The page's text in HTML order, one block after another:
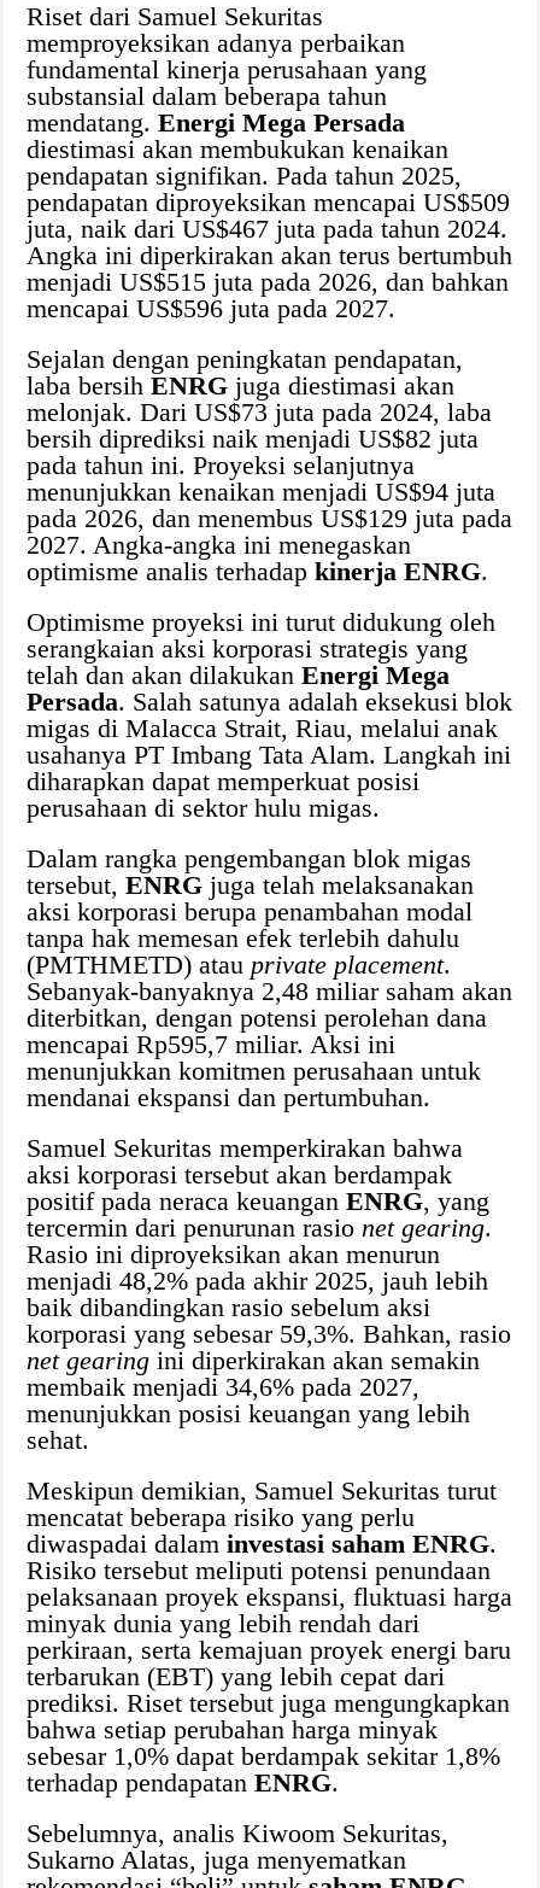
Riset dari Samuel Sekuritas
memproyeksikan adanya perbaikan
fundamental kinerja perusahaan yang
substansial dalam beberapa tahun
mendatang.Energi Mega Persada
diestimasi akan membukukan kenaikan
pendapatan signifikan. Pada tahun 2025,
pendapatan diproyeksikan mencapai US$509
juta, naik dari US$467 juta pada tahun 2024.
Angka ini diperkirakan akan terus bertumbuh
menjadi US$515 juta pada 2026, dan bahkan
mencapai US$596 juta pada 2027.
Sejalan dengan peningkatan pendapatan,
laba bersihENRG juga diestimasi akan
melonjak. Dari US$73 juta pada 2024, laba
bersih diprediksi naik menjadi US$82 juta
pada tahun ini. Proyeksi selanjutnya
menunjukkan kenaikan menjadi US$94 juta
pada 2026, dan menembus US$129 juta pada
2027. Angka-angka ini menegaskan
optimisme analis terhadapkinerja ENRG.
Optimisme proyeksi ini turut didukung oleh
serangkaian aksi korporasi strategis yang
telah dan akan dilakukanEnergi Mega
Persada. Salah satunya adalah eksekusi blok
migas di Malacca Strait, Riau, melalui anak
usahanya PT Imbang Tata Alam. Langkah ini
diharapkan dapat memperkuat posisi
perusahaan di sektor hulu migas.
Dalam rangka pengembangan blok migas
tersebut,ENRG juga telah melaksanakan
aksi korporasi berupa penambahan modal
tanpa hak memesan efek terlebih dahulu
(PMTHMETD) atau private placement.
Sebanyak-banyaknya 2,48 miliar saham akan
diterbitkan, dengan potensi perolehan dana
mencapai Rp595,7 miliar. Aksi ini
menunjukkan komitmen perusahaan untuk
mendanai ekspansi dan pertumbuhan.
Samuel Sekuritas memperkirakan bahwa
aksi korporasi tersebut akan berdampak
positif pada neraca keuanganENRG, yang
tercermin dari penurunan rasionet gearing.
Rasio ini diproyeksikan akan menurun
menjadi 48,2% pada akhir 2025, jauh lebih
baik dibandingkan rasio sebelum aksi
korporasi yang sebesar 59,3%. Bahkan, rasio
net gearing ini diperkirakan akan semakin
membaik menjadi 34,6% pada 2027,
menunjukkan posisi keuangan yang lebih
sehat.
Meskipun demikian, Samuel Sekuritas turut
mencatat beberapa risiko yang perlu
diwaspadai dalaminvestasi saham ENRG.
Risiko tersebut meliputi potensi penundaan
pelaksanaan proyek ekspansi, fluktuasi harga
minyak dunia yang lebih rendah dari
perkiraan, serta kemajuan proyek energi baru
terbarukan (EBT) yang lebih cepat dari
prediksi. Riset tersebut juga mengungkapkan
bahwa setiap perubahan harga minyak
sebesar 1,0% dapat berdampak sekitar 1,8%
terhadap pendapatanENRG.
Sebelumnya, analis Kiwoom Sekuritas,
Sukarno Alatas, juga menyematkan